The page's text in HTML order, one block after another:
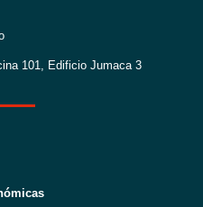
101, Edificio Jumaca 3